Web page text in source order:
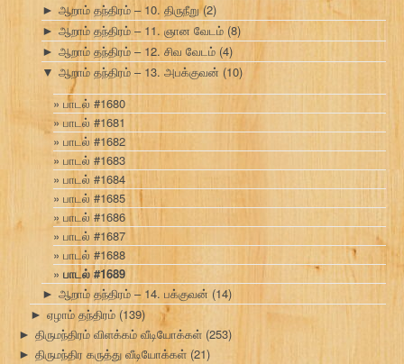
► ஆறாம் தந்திரம் – 10. திருநீறு(2)
► ஆறாம் தந்திரம் – 11. ஞான வேடம் (8)
► ஆறாம் தந்திரம் – 12. சிவ வேடம் (4)
▼ ஆறாம் தந்திரம் – 13. அபக்குவன் (10)
பாடல் #1680
பாடல் #1681
பாடல் #1682
பாடல் #1683
பாடல் #1684
பாடல் #1685
பாடல் #1686
பாடல் #1687
பாடல் #1688
பாடல் #1689
► ஆறாம் தந்திரம் – 14. பக்குவன் (14)
► ஏழாம் தந்திரம் (139)
► திருமந்திரம் விளக்கம் வீடியோக்கள் (253)
► திருமந்திர கருத்து வீடியோக்கள் (21)